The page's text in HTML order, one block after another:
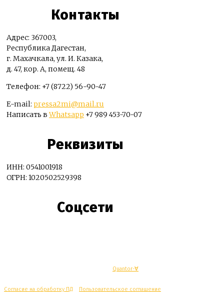
Контакты
Адрес: 367003,
Республика Дагестан,
г. Махачкала, ул. И. Казака,
д. 47, кор. А, помещ. 48
Телефон: +7 (8722) 56-90-47
E-mail: pressa2mi@mail.ru
Написать вWhatsapp +7 989 453-70-07
Реквизиты
ИНН: 0541001918
ОГРН: 1020502529398
Соцсети
Quantor-∀
Согласие на обработку ПД Пользовательское соглашение